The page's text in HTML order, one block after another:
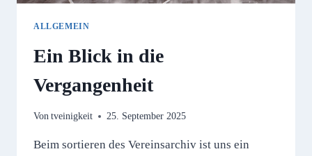
ALLGEMEIN
Ein Blick in die
Vergangenheit
Von tveinigkeit 25. September 2025
Beim sortieren des Vereinsarchiv ist uns ein